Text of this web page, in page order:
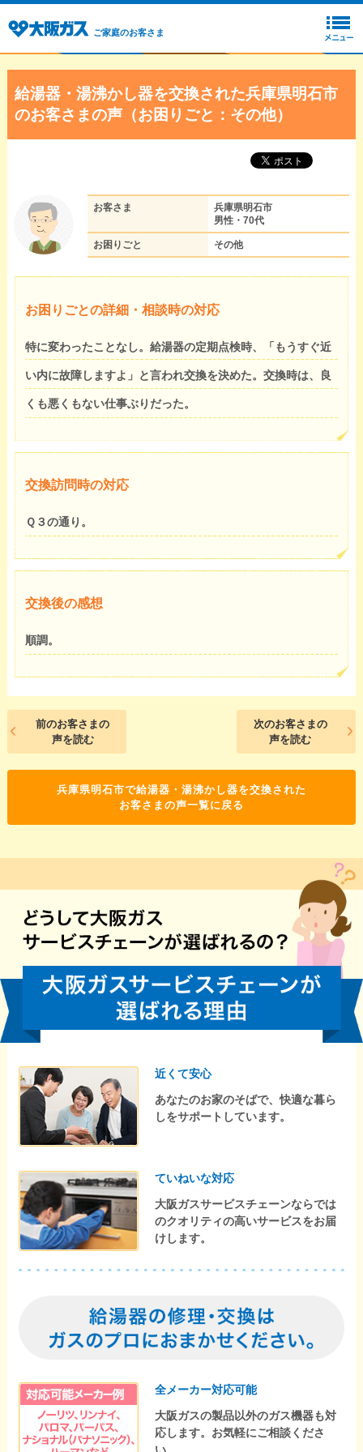
ご家庭のお客さま
給湯器・湯沸かし器を交換された兵庫県明石市
のお客さまの声（お困りごと：その他）
お客さま
兵庫県明石市
男性・70代
お困りごと その他
お困りごとの詳細・相談時の対応
特に変わったことなし。給湯器の定期点検時、「もうすぐ近
い内に故障しますよ」と言われ交換を決めた。交換時は、良
くも悪くもない仕事ぶりだった。
交換訪問時の対応
Ｑ３の通り。
交換後の感想
順調。
前のお客さまの
声を読む
次のお客さまの
声を読む
兵庫県明石市で給湯器・湯沸かし器を交換された
お客さまの声一覧に戻る
近くて安心
あなたのお家のそばで、快適な暮ら
しをサポートしています。
ていねいな対応
大阪ガスサービスチェーンならでは
のクオリティの高いサービスをお届
けします。
全メーカー対応可能
大阪ガスの製品以外のガス機器も対
応します。お気軽にご相談くださ